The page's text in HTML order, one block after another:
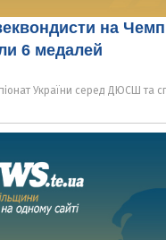
на
6 медалей
України серед ДЮСШ та